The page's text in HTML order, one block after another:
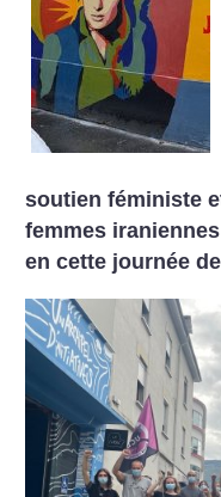
soutien féministe
femmes
en cette journée